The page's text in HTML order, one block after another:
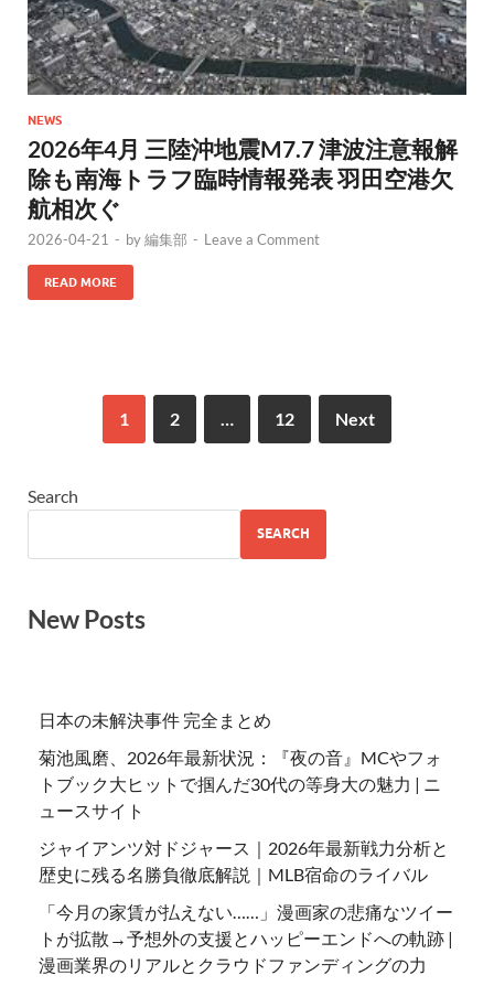
NEWS
2026年4月 三陸沖地震M7.7 津波注意報解
除も南海トラフ臨時情報発表 羽田空港欠
航相次ぐ
2026-04-21 - by編集部 - Leave a Comment
READ MORE
1 2 12 Next
Search
SEARCH
New Posts
日本の未解決事件 完全まとめ
菊池風磨、2026年最新状況：『夜の音』MCやフォ
トブック大ヒットで掴んだ30代の等身大の魅力 | ニ
ュースサイト
ジャイアンツ対ドジャース｜2026年最新戦力分析と
歴史に残る名勝負徹底解説｜MLB宿命のライバル
「今月の家賃が払えない……」漫画家の悲痛なツイー
トが拡散→予想外の支援とハッピーエンドへの軌跡 |
漫画業界のリアルとクラウドファンディングの力